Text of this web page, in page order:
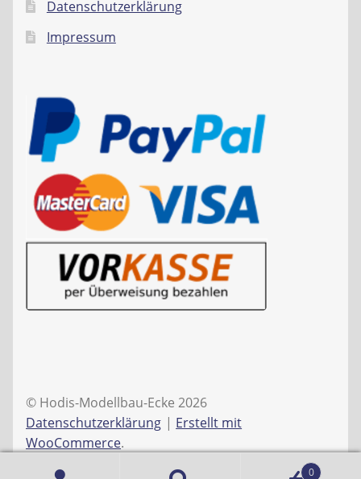
Datenschutzerklärung
Impressum
© Hodis-Modellbau-Ecke 2026
Datenschutzerklärung
Erstellt mit
WooCommerce.
0